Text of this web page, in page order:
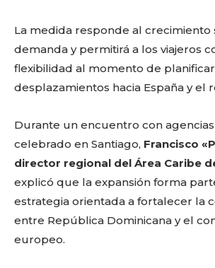
La medida responde al crecimiento
demanda y permitirá a los viajeros
flexibilidad al momento de
desplazamientos hacia España y el
Durante un encuentro con agencias
celebrado en Santiago, Francisco
director regional del Área Caribe
explicó que la expansión forma
estrategia orientada a fortalecer la
entre República Dominicana y el
europeo.